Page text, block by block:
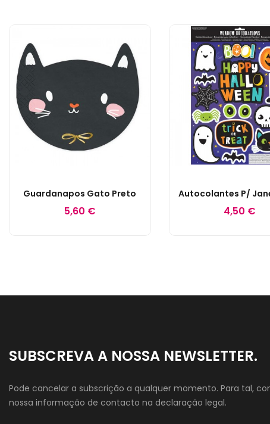
Guardanapos Gato Preto
5,60 € 4,50 €
SUBSCREVA A NOSSA NEWSLETTER.
Pode cancelar a subscrição a qualquer momento. Para tal,
nossa informação de contacto na declaração legal.